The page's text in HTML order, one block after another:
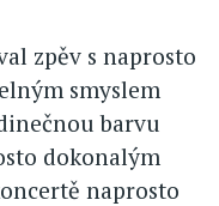
zpěv s naprosto
smyslem
barvu
dokonalým
naprosto